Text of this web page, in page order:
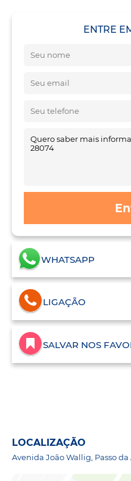
ENTRE
WHATSAPP
LIGAÇÃO
SALVAR NOS
LOCALIZAÇÃO
Avenida João Wallig, Passo da